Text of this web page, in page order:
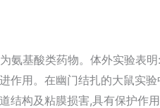
基酸类药物。体外实验表
用。在幽门结扎的大鼠实
构及粘膜损害,具有保护作